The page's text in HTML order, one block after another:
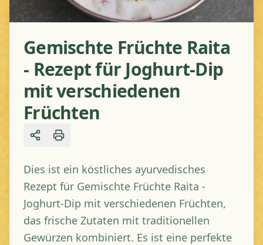
Gemischte Früchte Raita
- Rezept für Joghurt-Dip
mit verschiedenen
Früchten
Share
Dies ist ein köstliches ayurvedisches
Rezept für Gemischte Früchte Raita -
Joghurt-Dip mit verschiedenen Früchten,
das frische Zutaten mit traditionellen
Gewürzen kombiniert. Es ist eine perfekte